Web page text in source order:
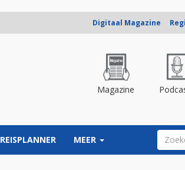
Digitaal Magazine
Magazine
REISPLANNER MEER